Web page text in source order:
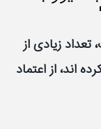
ساله نیووب، تعداد زیادی از
اند، از اعتماد